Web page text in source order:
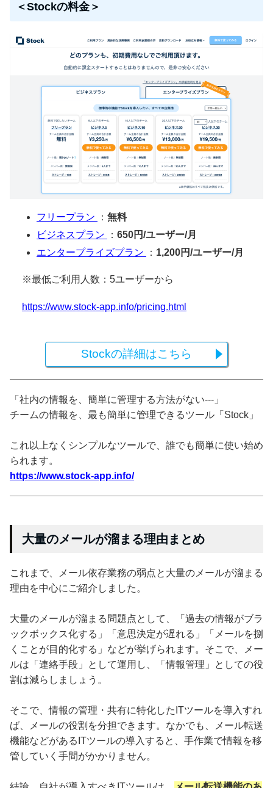
＜Stockの料金＞
フリープラン ： 無料
ビジネスプラン
： 650円/ユーザー/月
エンタープライズプラン
： 1,200円/ユーザー/月
※最低ご利用人数：5ユーザーから
https://www.stock-app.info/pricing.html
Stockの詳細はこちら
「社内の情報を、簡単に管理する方法がない---」
チームの情報を、最も簡単に管理できるツール「Stock」
これ以上なくシンプルなツールで、誰でも簡単に使い始め
られます。
https://www.stock-app.info/
大量のメールが溜まる理由まとめ
これまで、メール依存業務の弱点と大量のメールが溜まる
理由を中心にご紹介しました。
大量のメールが溜まる問題点として、「過去の情報がブラ
ックボックス化する」「意思決定が遅れる」「メールを捌
くことが目的化する」などが挙げられます。そこで、メー
ルは「連絡手段」として運用し、「情報管理」としての役
割は減らしましょう。
そこで、情報の管理・共有に特化したITツールを導入すれ
ば、メールの役割を分担できます。なかでも、メール転送
機能などがあるITツールの導入すると、手作業で情報を移
管していく手間がかかりません。